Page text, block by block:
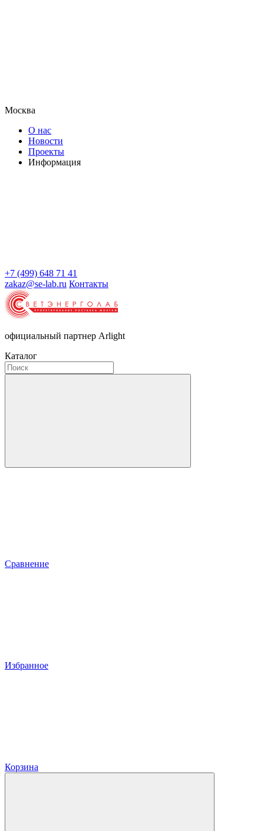
Москва
О нас
Новости
Проекты
Информация
+7 (499) 648 71 41
zakaz@se-lab.ru Контакты
официальный партнер Arlight
Каталог
Сравнение
Избранное
Корзина